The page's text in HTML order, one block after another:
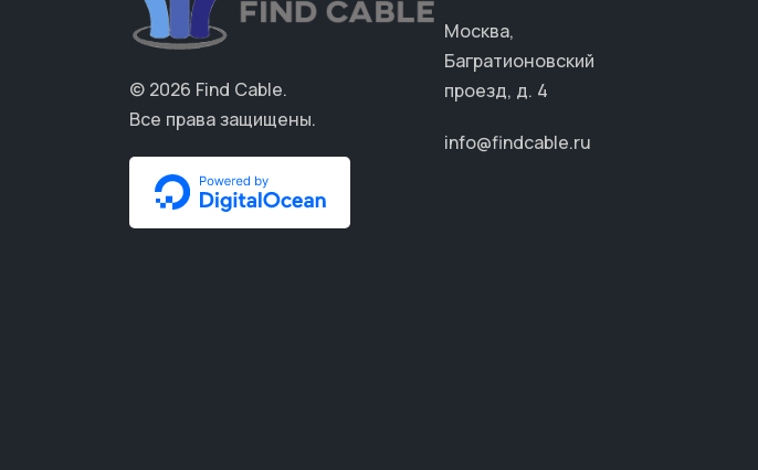
© 2026 Find Cable.
Все права защищены.
Москва,
Багратионовский
проезд, д. 4
info@findcable.ru